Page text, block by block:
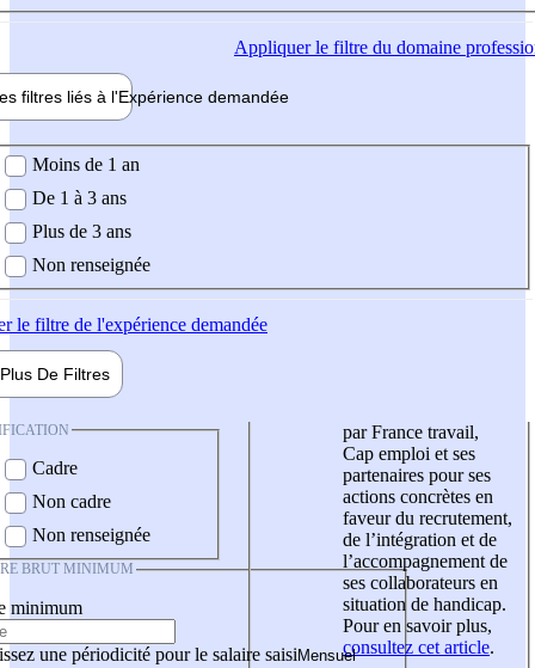
Appliquerle filtre du domaine
filtres liés à l'Expérience demandée
demandée
Moins de 1 an
De 1 à 3 ans
Plus de 3 ans
Non renseignée
le filtre de l'expérience demandée
Plus De Filtres
Cadre
Non cadre
Non renseignée
BRUT MINIMUM
minimum
une périodicité pour le salaire saisi
par France travail,
Cap emploi et ses
partenaires pour ses
actions concrètes en
faveur du recrutement,
de l’intégration et de
l’accompagnement de
ses collaborateurs en
situation de handicap.
Pour en savoir plus,
consultez cet article.